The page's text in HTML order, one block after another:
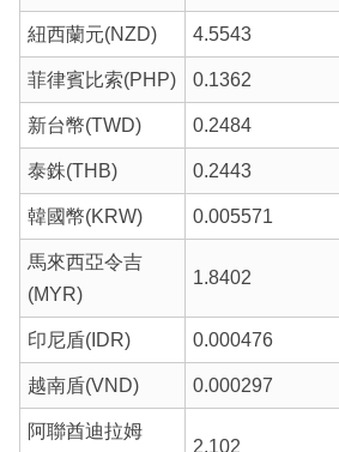
紐西蘭元(NZD) 4.5543
菲律賓比索(PHP) 0.1362
新台幣(TWD) 0.2484
泰銖(THB) 0.2443
韓國幣(KRW) 0.005571
馬來西亞令吉
(MYR)
1.8402
印尼盾(IDR) 0.000476
越南盾(VND) 0.000297
阿聯酋迪拉姆
2.102